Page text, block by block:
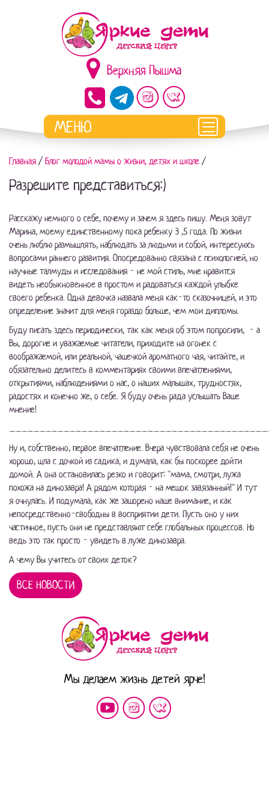
Верхняя Пышма
Главная / Блог молодой мамы о жизни, детях и школе /
Разрешите представиться:)
Расскажу немного о себе, почему и зачем я здесь пишу. Меня зовут
Марина, моему единственному пока ребенку 3 ,5 года. По жизни
очень люблю размышлять, наблюдать за людьми и собой, интересуюсь
вопросами раннего развития. Опосредованно связана с психологией, но
научные талмуды и исследования - не мой стиль, мне нравится
видеть необыкновенное в простом и радоваться каждой улыбке
своего ребенка. Одна девочка назвала меня как-то сказочницей, и это
определение значит для меня гораздо больше, чем мои дипломы.
Буду писать здесь периодически, так как меня об этом попросили, - а
Вы, дорогие и уважаемые читатели, приходите на огонек с
воображаемой, или реальной, чашечкой ароматного чая, читайте, и
обязательно делитесь в комментариях своими впечатлениями,
открытиями, наблюдениями о нас, о наших малышах, трудностях,
радостях и конечно же, о себе. Я буду очень рада услышать Ваше
мнение!
Ну и, собственно, первое впечатление. Вчера чувствовала себя не очень
хорошо, шла с дочкой из садика, и думала, как бы поскорее дойти
домой. А она остановилась резко и говорит: "мама, смотри, лужа
похожа на динозавра! А рядом которая - на мешок завязанный!" И тут
я очнулась. И подумала, как же зашорено наше внимание, и как
непосредственно-свободны в восприятии дети. Пусть оно у них
частичное, пусть они не представляют себе глобальных процессов. Но
ведь это так просто - увидеть в луже динозавра.
А чему Вы учитесь от своих деток?
ВСЕ НОВОСТИ
Мы делаем жизнь детей ярче!